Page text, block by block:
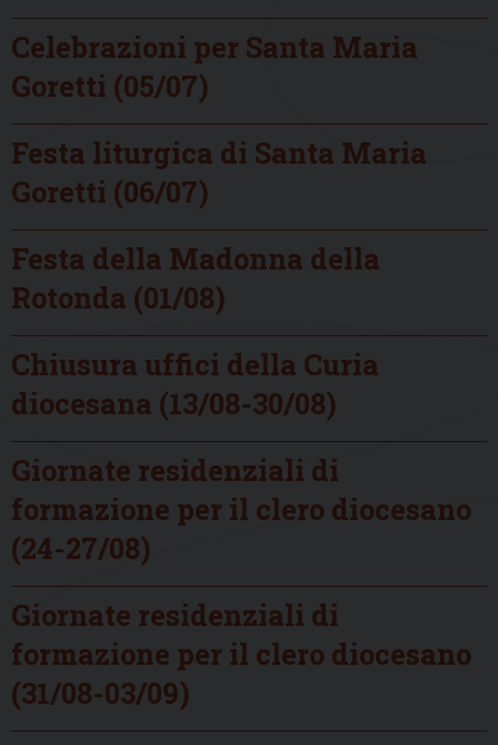
Celebrazioni per Santa Maria
Goretti (05/07)
Festa liturgica di Santa Maria
Goretti (06/07)
Festa della Madonna della
Rotonda (01/08)
Chiusura uffici della Curia
diocesana (13/08-30/08)
Giornate residenziali di
formazione per il clero diocesano
(24-27/08)
Giornate residenziali di
formazione per il clero diocesano
(31/08-03/09)